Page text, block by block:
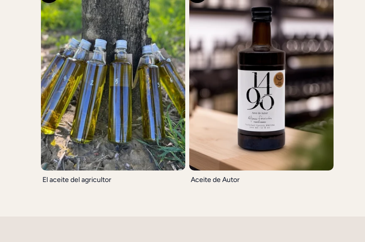
El aceite del agricultor Aceite de Autor